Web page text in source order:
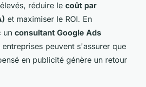
réduire le coût par
et maximiser le ROI. En
un consultant Google Ads
peuvent s'assurer que
en publicité génère un retour